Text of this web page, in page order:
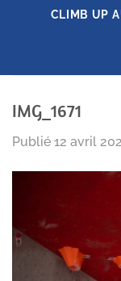
CLIMB UP
IMG_1671
Publié 12 avril